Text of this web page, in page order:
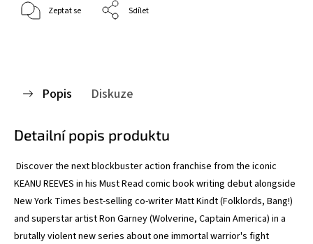
Zeptat se Sdílet
Popis Diskuze
Detailní popis produktu
Discover the next blockbuster action franchise from the iconic
KEANU REEVES in his Must Read comic book writing debut alongside
New York Times best-selling co-writer Matt Kindt (Folklords, Bang!)
and superstar artist Ron Garney (Wolverine, Captain America) in a
brutally violent new series about one immortal warrior's fight